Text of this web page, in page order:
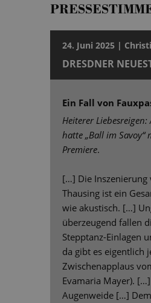
24. Juni 2025 |
DRESDNER
Ein Fall von
Heiterer
hatte „Ball im
Premiere.
[…] Die Inszenierung
Thausing ist ein
wie akustisch. […]
überzeugend fallen
Stepptanz-Einlagen
da gibt es eigentlich
Zwischenapplaus
Evamaria Mayer).
Augenweide […]